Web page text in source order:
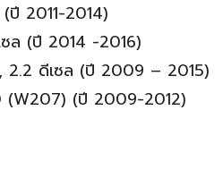
2011-2014)
ล (ปี 2014 -2016)
2.2 ดีเซล (ปี 2009 – 2015)
(W207) (ปี 2009-2012)